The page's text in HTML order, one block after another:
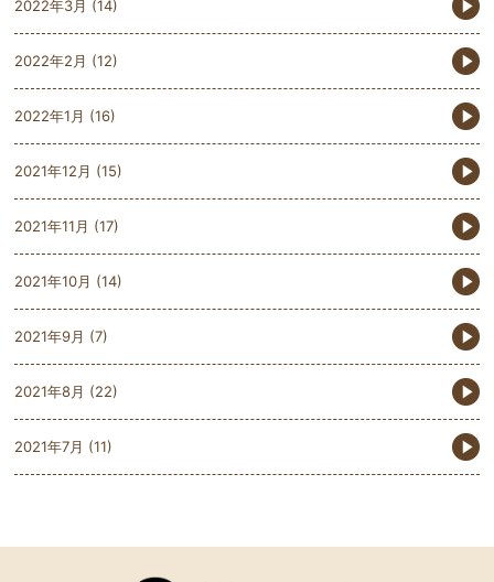
2022年3月 (14)
2022年2月 (12)
2022年1月 (16)
2021年12月 (15)
2021年11月 (17)
2021年10月 (14)
2021年9月 (7)
2021年8月 (22)
2021年7月 (11)